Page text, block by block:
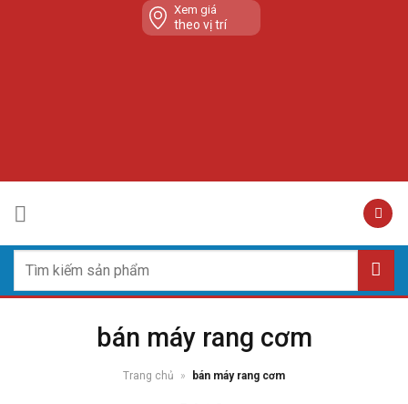
Xem giá
theo vị trí
kiếm:
bán máy rang cơm
Trang chủ » bán máy rang cơm